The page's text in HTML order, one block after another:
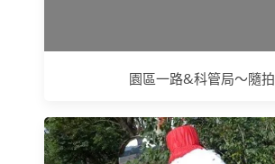
園區一路&科管局～隨拍